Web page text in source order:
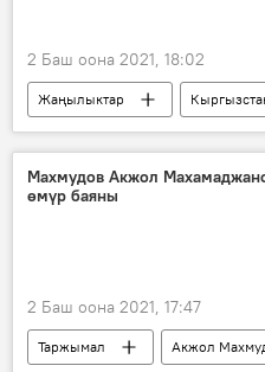
2 Баш оона 2021, 18:02
Жаңылыктар
Дүйнөдө
Спорт
Айпери Медет кызы
2021-жылы Токиодо өтө турган
Махмудов Акжол
өмүр баяны
2 Баш оона 2021, 17:47
Таржымал
Акжол